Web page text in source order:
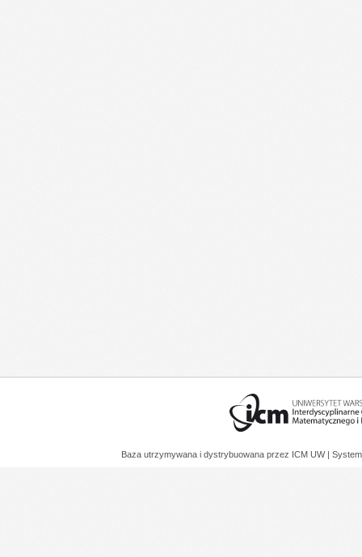
Baza utrzymywana i dystrybuowana przez ICM UW |